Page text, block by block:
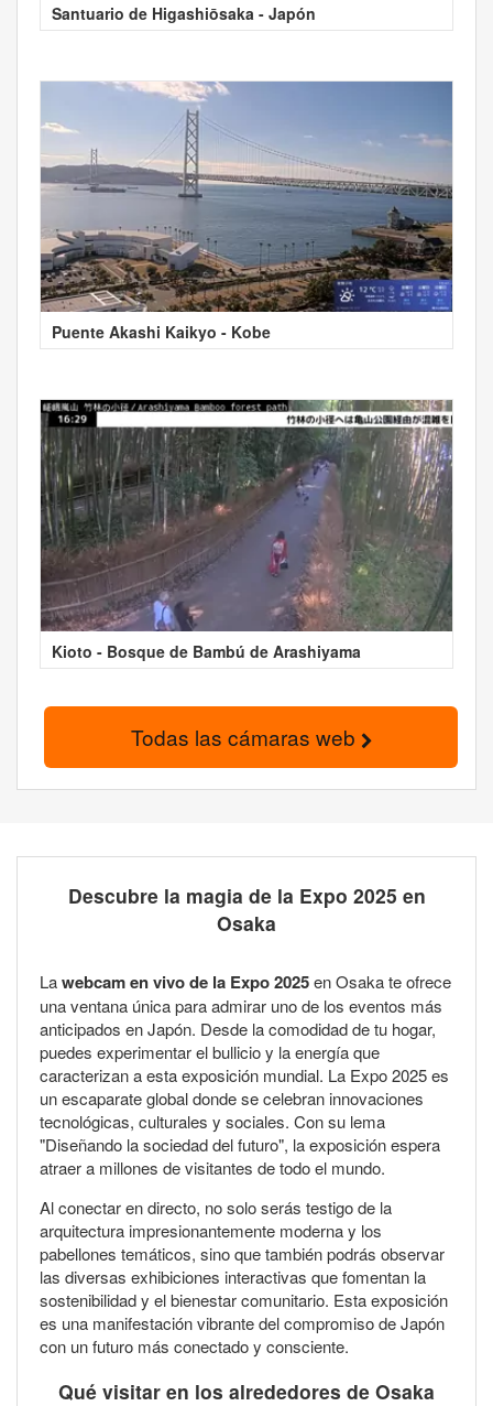
Santuario de Higashiōsaka - Japón
Puente Akashi Kaikyo - Kobe
Kioto - Bosque de Bambú de Arashiyama
Todas las cámaras web
Descubre la magia de la Expo 2025 en
Osaka
Lawebcam en vivo de la Expo 2025en Osaka te ofrece
una ventana única para admirar uno de los eventos más
anticipados en Japón. Desde la comodidad de tu hogar,
puedes experimentar el bullicio y la energía que
caracterizan a esta exposición mundial. La Expo 2025 es
un escaparate global donde se celebran innovaciones
tecnológicas, culturales y sociales. Con su lema
"Diseñando la sociedad del futuro", la exposición espera
atraer a millones de visitantes de todo el mundo.
Al conectar en directo, no solo serás testigo de la
arquitectura impresionantemente moderna y los
pabellones temáticos, sino que también podrás observar
las diversas exhibiciones interactivas que fomentan la
sostenibilidad y el bienestar comunitario. Esta exposición
es una manifestación vibrante del compromiso de Japón
con un futuro más conectado y consciente.
Qué visitar en los alrededores de Osaka